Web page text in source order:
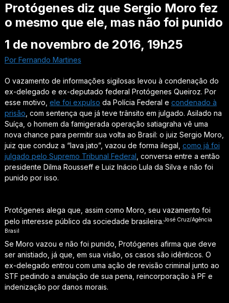
Protógenes diz que Sergio Moro fez
o mesmo que ele, mas não foi punido
1 de novembro de 2016, 19h25
Por Fernando Martines
O vazamento de informações sigilosas levou à condenação do
ex-delegado e ex-deputado federal Protógenes Queiroz. Por
esse motivo, ele foi expulso da Polícia Federal e condenado à
prisão , com sentença que já teve trânsito em julgado. Asilado na
Suíça, o homem da famigerada operação satiagraha vê uma
nova chance para permitir sua volta ao Brasil: o juiz Sergio Moro,
juiz que conduz a “lava jato”, vazou de forma ilegal, como já foi
julgado pelo Supremo Tribunal Federal , conversa entre a então
presidente Dilma Rousseff e Luiz Inácio Lula da Silva e não foi
punido por isso.
Protógenes alega que, assim como Moro, seu vazamento foi
pelo interesse público da sociedade brasileira.José Cruz/Agência
Brasil
Se Moro vazou e não foi punido, Protógenes afirma que deve
ser anistiado, já que, em sua visão, os casos são idênticos. O
ex-delegado entrou com uma ação de revisão criminal junto ao
STF pedindo a anulação de sua pena, reincorporação à PF e
indenização por danos morais.